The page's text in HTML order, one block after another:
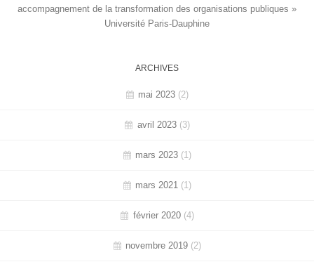
accompagnement de la transformation des organisations publiques »
Université Paris-Dauphine
ARCHIVES
mai 2023 (2)
avril 2023(3)
mars 2023 (1)
mars 2021 (1)
février 2020(4)
novembre 2019 (2)